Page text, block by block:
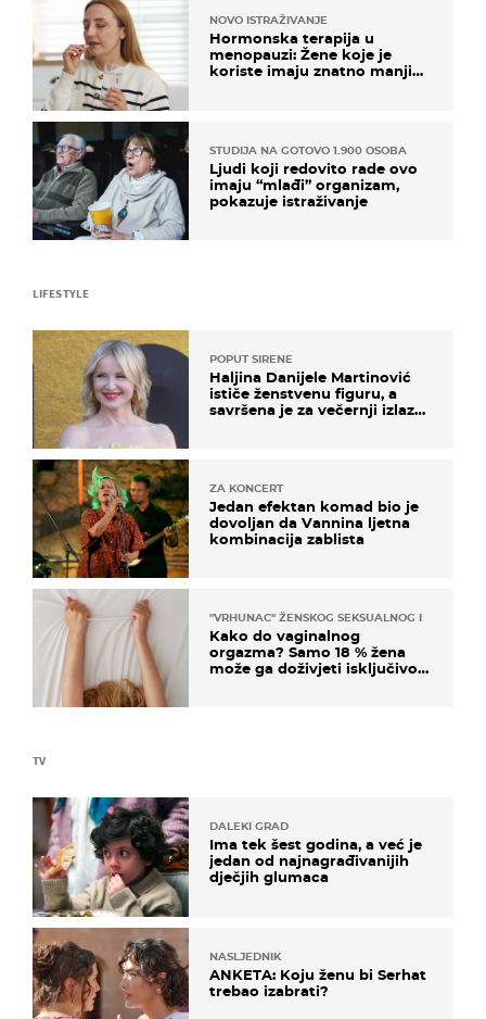
NOVO ISTRAŽIVANJE
Hormonska terapija u
menopauzi: Žene koje je
koriste imaju znatno manji
STUDIJA NA GOTOVO 1.900 OSOBA
Ljudi koji redovito rade ovo
imaju “mlađi” organizam,
pokazuje istraživanje
TV
DALEKI GRAD
Ima tek šest godina, a već je
jedan od najnagrađivanijih
dječjih glumaca
NASLJEDNIK
ANKETA: Koju ženu bi Serhat
trebao izabrati?
LIFESTYLE
POPUT SIRENE
Haljina Danijele Martinović
ističe ženstvenu figuru, a
savršena je za večernji izlazak
ZA KONCERT
Jedan efektan komad bio je
dovoljan da Vannina ljetna
kombinacija zablista
"VRHUNAC" ŽENSKOG SEKSUALNOG ISKUSTVA
Kako do vaginalnog
orgazma? Samo 18 % žena
može ga doživjeti isključivo